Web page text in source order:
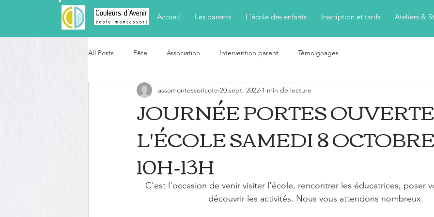
All Posts Fête Association Intervention parent Témoignages
JOURNÉE PORTES
L'ÉCOLE SAMEDI 8
10H-13H
assomontessoricote 20 sept. 2022 1 min de lecture
C'est l'occasion de venir visiter l'école, rencontrer les éducatrices, poser
découvrir les activités. Nous vous attendons nombreux.
Accueil Les parents L'école des enfants Inscription et tarifs Ateliers &